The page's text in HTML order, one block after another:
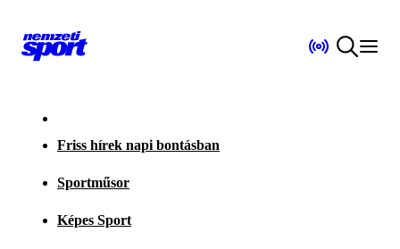
Friss hírek napi bontásban
Sportműsor
Képes Sport